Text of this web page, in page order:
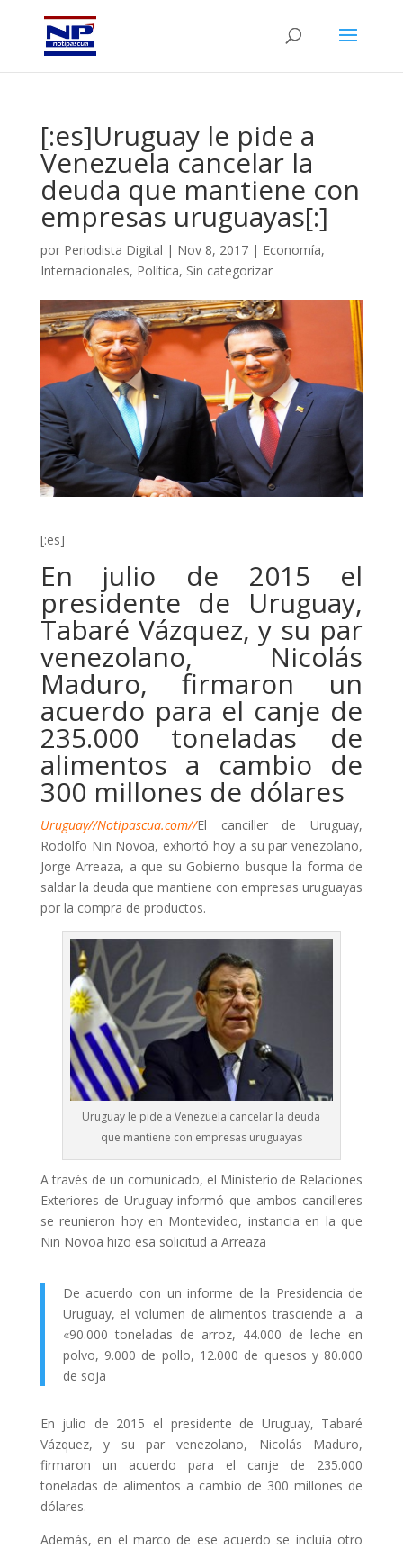
[:es]Uruguay le pide a
Venezuela cancelar la
deuda que mantiene con
empresas uruguayas[:]
por Periodista Digital | Nov 8, 2017| Economía,
Internacionales, Política, Sin categorizar
[:es]
En julio de 2015 el
presidente de Uruguay,
Tabaré Vázquez, y su par
venezolano, Nicolás
Maduro, firmaron un
acuerdo para el canje de
235.000 toneladas de
alimentos a cambio de
300 millones de dólares
Uruguay//Notipascua.com//El canciller de Uruguay,
Rodolfo Nin Novoa, exhortó hoy a su par venezolano,
Jorge Arreaza, a que su Gobierno busque la forma de
saldar la deuda que mantiene con empresas uruguayas
por la compra de productos.
Uruguay le pide a Venezuela cancelar la deuda
que mantiene con empresas uruguayas
A través de un comunicado, el Ministerio de Relaciones
Exteriores de Uruguay informó que ambos cancilleres
se reunieron hoy en Montevideo, instancia en la que
Nin Novoa hizo esa solicitud a Arreaza
De acuerdo con un informe de la Presidencia de
Uruguay, el volumen de alimentos trasciende a a
«90.000 toneladas de arroz, 44.000 de leche en
polvo, 9.000 de pollo, 12.000 de quesos y 80.000
de soja
En julio de 2015 el presidente de Uruguay, Tabaré
Vázquez, y su par venezolano, Nicolás Maduro,
firmaron un acuerdo para el canje de 235.000
toneladas de alimentos a cambio de 300 millones de
dólares.
Además, en el marco de ese acuerdo se incluía otro